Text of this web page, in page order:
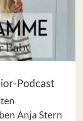
Podcast
Anja Stern